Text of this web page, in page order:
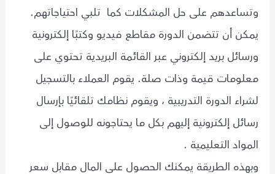
وتساعدهم على حل المشكلات كما تلبي احتياجاتهم.
يمكن أن تتضمن الدورة مقاطع فيديو وكتبًا إلكترونية
ورسائل بريد إلكتروني عبر القائمة البريدية تحتوي على
معلومات قيمة وذات صلة. يقوم العملاء بالتسجيل
لشراء الدورة التدريبية ، ويقوم نظامك تلقائيًا بإرسال
رسائل إلكترونية إليهم بكل ما يحتاجونه للوصول إلى
المواد التعليمية .
وبهذه الطريقة يمكنك الحصول على المال مقابل سعر